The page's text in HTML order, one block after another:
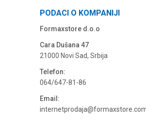
PODACI O KOMPANIJI
Formaxstore d.o.o
Cara Dušana 47
21000 Novi Sad, Srbija
Telefon:
064/647-81-86
Email: